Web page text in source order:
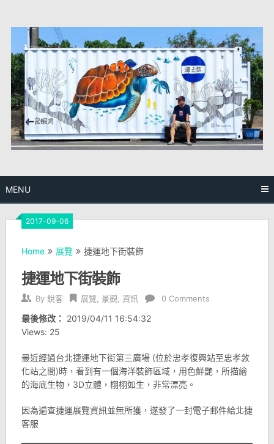
content
MENU
2017-09-06
Home 展覽 捷運地下街裝飾
捷運地下街裝飾
By 銳客 展覽 景觀 資訊 0 Comments
最後修改： 2019/04/11 16:54:32
Views: 25
最近經過台北捷運地下街第三廣場 (位於忠孝復興站至忠孝敦
化站之間)時，看到有一個海洋裝飾區域，用色鮮艷，所描繪
的海底生物，3D立體，栩栩如生，非常漂亮。
因為遍查捷運展覽資訊並無所獲，遂發了一封電子郵件給北捷
客服